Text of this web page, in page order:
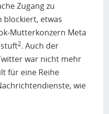
Zugang zu
blockiert, etwas
Mutterkonzern Meta
2. Auch der
war nicht mehr
für eine Reihe
wie